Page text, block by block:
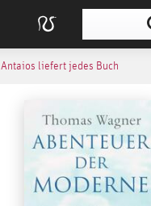
Antaios liefert jedes Buch